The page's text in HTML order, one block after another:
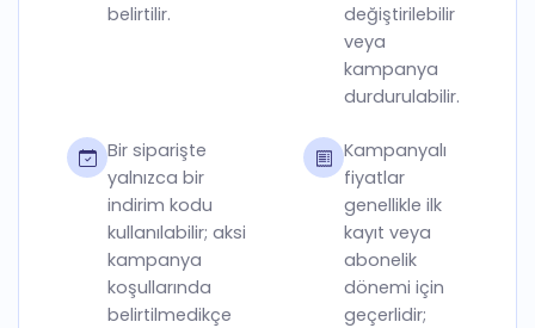
belirtilir.
değiştirilebilir
veya
kampanya
durdurulabilir.
Bir siparişte
yalnızca bir
indirim kodu
kullanılabilir; aksi
kampanya
koşullarında
belirtilmedikçe
Kampanyalı
fiyatlar
genellikle ilk
kayıt veya
abonelik
dönemi için
geçerlidir;